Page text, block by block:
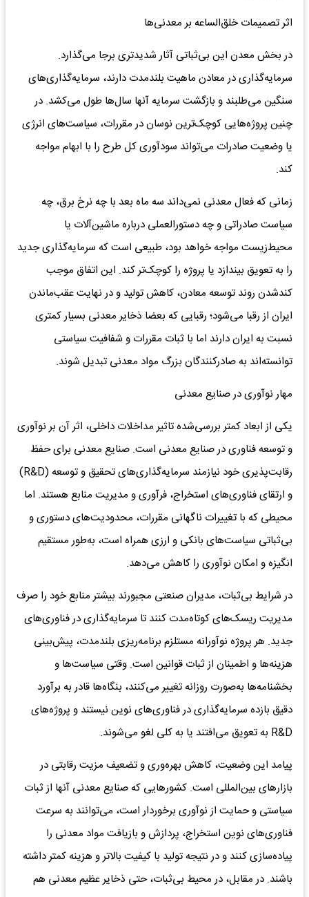
اثر تصمیمات خلق‌الساعه بر معدنی‌ها
در بخش معدن این بی‌ثباتی آثار شدیدتری برجا می‌گذارد.
سرمایه‌گذاری در معادن ماهیت بلندمدت دارند، سرمایه‌گذاری‌های
سنگین می‌طلبند و بازگشت سرمایه آنها سال‌ها طول می‌کشد. در
چنین پروژه‌هایی کوچک‌ترین نوسان در مقررات، سیاست‌های انرژی
یا وضعیت صادرات می‌تواند سودآوری کل طرح را با ابهام مواجه
کند.
زمانی که فعال معدنی نمی‌داند سه ماه بعد با چه نرخ برق، چه
سیاست صادراتی و چه دستورالعملی درباره ماشین‌آلات یا
محیط‌زیست مواجه خواهد بود، طبیعی است که سرمایه‌گذاری جدید
را به تعویق بیندازد یا پروژه را کوچک‌تر کند. این اتفاق موجب
کندشدن روند توسعه معادن، کاهش تولید و در نهایت عقب‌ماندن
ایران از رقبا می‌شود؛ رقبایی که بعضا ذخایر معدنی بسیار کمتری
نسبت به ایران دارند اما با ثبات مقررات و شفافیت سیاستی
توانسته‌اند به صادرکنندگان بزرگ مواد معدنی تبدیل شوند.
مهار نوآوری در صنایع معدنی
یکی از ابعاد کمتر بررسی‌شده تاثیر مداخلات داخلی، اثر آن بر نوآوری
و توسعه فناوری در صنایع معدنی است. صنایع معدنی برای حفظ
رقابت‌پذیری خود نیازمند سرمایه‌گذاری‌های تحقیق و توسعه (R&D)
و ارتقای فناوری‌های استخراج، فرآوری و مدیریت منابع هستند. اما
محیطی که با تغییرات ناگهانی مقررات، محدودیت‌های دستوری و
بی‌ثباتی سیاست‌های بانکی و ارزی همراه است، به‌طور مستقیم
انگیزه و امکان نوآوری را کاهش می‌دهد.
در شرایط بی‌ثبات، مدیران صنعتی مجبورند بیشتر منابع خود را صرف
مدیریت ریسک‌های کوتاه‌مدت کنند تا سرمایه‌گذاری در فناوری‌های
جدید. هر پروژه نوآورانه مستلزم برنامه‌ریزی بلندمدت، پیش‌بینی
هزینه‌ها و اطمینان از ثبات قوانین است. وقتی سیاست‌ها و
بخشنامه‌ها به‌صورت روزانه تغییر می‌کنند، بنگاه‌ها قادر به برآورد
دقیق بازده سرمایه‌گذاری در فناوری‌های نوین نیستند و پروژه‌های
R&D به تعویق می‌افتند یا به کلی لغو می‌شوند.
پیامد این وضعیت، کاهش بهره‌وری و تضعیف مزیت رقابتی در
بازارهای بین‌المللی است. کشورهایی که صنایع معدنی آنها از ثبات
سیاستی و حمایت از نوآوری برخوردار است، می‌توانند به سرعت
فناوری‌های نوین استخراج، پردازش و بازیافت مواد معدنی را
پیاده‌سازی کنند و در نتیجه تولید با کیفیت بالاتر و هزینه کمتر داشته
باشند. در مقابل، در محیط بی‌ثبات، حتی ذخایر عظیم معدنی هم